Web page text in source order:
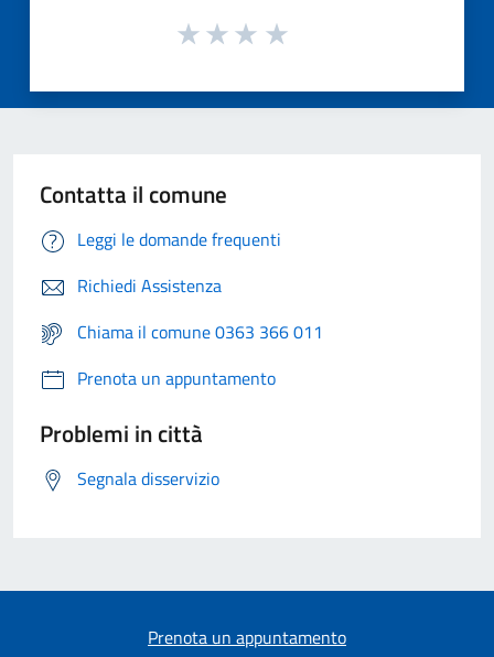
Contatta il comune
Leggi le domande frequenti
Richiedi Assistenza
Chiama il comune 0363 366 011
Prenota un appuntamento
Problemi in città
Segnala disservizio
Prenota un appuntamento